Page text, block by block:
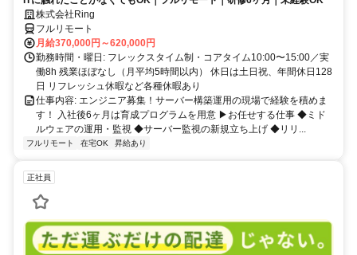
株式会社Ring
フルリモート
月給370,000円～620,000円
勤務時間・曜日: フレックスタイム制・コアタイム10:00〜15:00／実
働8h 残業ほぼなし（月平均5時間以内） 休日は土日祝、年間休日128
日 リフレッシュ休暇など各種休暇あり
仕事内容: エンジニア募集！サーバー構築運用の現場で経験を積めま
す！ 入社後6ヶ月は育成プログラムを用意 ▶お任せする仕事 ◆ミド
ルウェアの運用・監視 ◆サーバー監視の新規立ち上げ ◆リリ...
フルリモート 在宅OK 昇給あり
正社員